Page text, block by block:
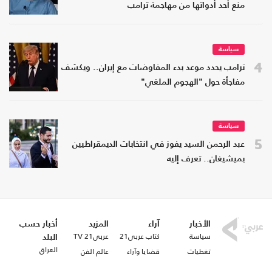
منع أحد أدواتها من مهاجمة ترامب
4
سياسة
ترامب يحدد موعد بدء المفاوضات مع إيران.. ويكشف
مفاجأة حول "الهجوم الملغي"
5
سياسة
عبد الرحمن السيد يفوز في انتخابات الديمقراطيين
بميشيغان.. تعرف إليه
الأخبار
سياسة
تغطيات
آراء
كتاب عربي21
قضايا وآراء
المزيد
عربي21 TV
عالم الفن
أخبار حسب
البلد
العراق